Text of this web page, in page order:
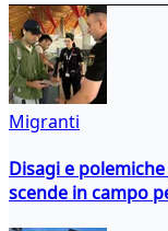
Migranti
Disagi e
scende in campo